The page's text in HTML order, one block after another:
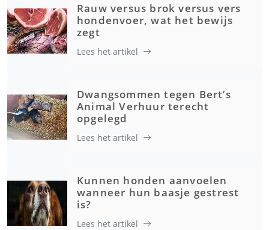
Rauw versus brok versus vers
hondenvoer, wat het bewijs
zegt
Lees het artikel
Dwangsommen tegen Bert’s
Animal Verhuur terecht
opgelegd
Lees het artikel
Kunnen honden aanvoelen
wanneer hun baasje gestrest
is?
Lees het artikel